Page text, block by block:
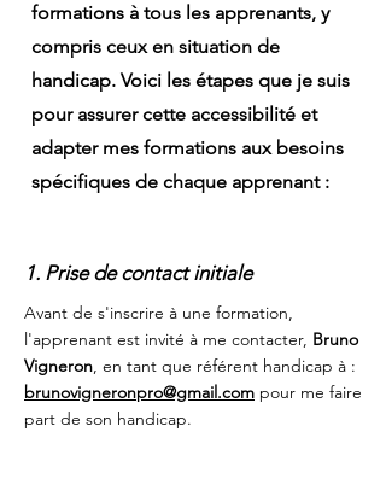
formations à tous les apprenants, y
compris ceux en situation de
handicap. Voici les étapes que je suis
pour assurer cette accessibilité et
adapter mes formations aux besoins
spécifiques de chaque apprenant :
1. Prise de contact initiale
Avant de s'inscrire à une formation,
l'apprenant est invité à me contacter, Bruno
Vigneron, en tant que référent handicap à :
brunovigneronpro@gmail.com pour me faire
part de son handicap.